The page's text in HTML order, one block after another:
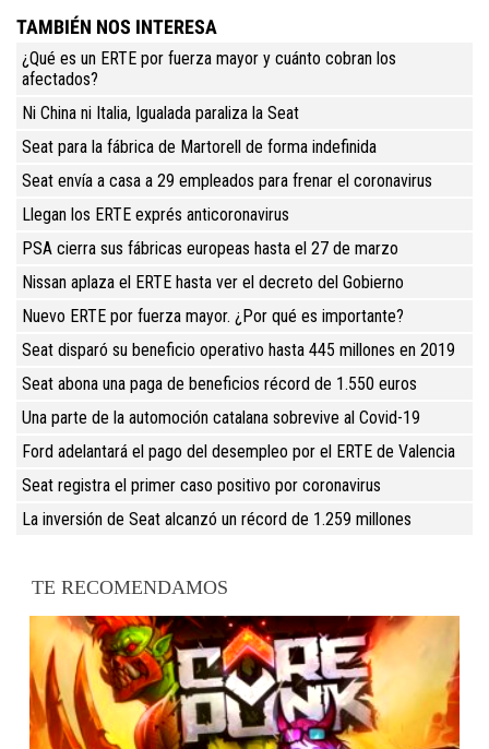
TAMBIÉN NOS INTERESA
¿Qué es un ERTE por fuerza mayor y cuánto cobran los
afectados?
Ni China ni Italia, Igualada paraliza la Seat
Seat para la fábrica de Martorell de forma indefinida
Seat envía a casa a 29 empleados para frenar el coronavirus
Llegan los ERTE exprés anticoronavirus
PSA cierra sus fábricas europeas hasta el 27 de marzo
Nissan aplaza el ERTE hasta ver el decreto del Gobierno
Nuevo ERTE por fuerza mayor. ¿Por qué es importante?
Seat disparó su beneficio operativo hasta 445 millones en 2019
Seat abona una paga de beneficios récord de 1.550 euros
Una parte de la automoción catalana sobrevive al Covid-19
Ford adelantará el pago del desempleo por el ERTE de Valencia
Seat registra el primer caso positivo por coronavirus
La inversión de Seat alcanzó un récord de 1.259 millones
TE RECOMENDAMOS